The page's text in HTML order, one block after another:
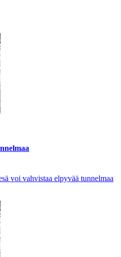
voi vahvistaa elpyvää tunnelmaa